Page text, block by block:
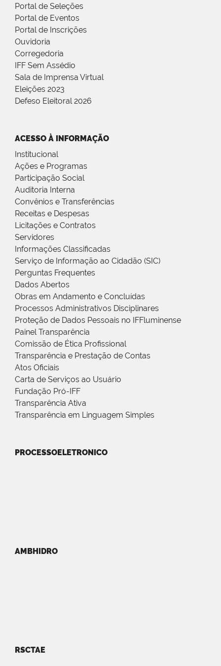
Portal de Seleções
Portal de Eventos
Portal de Inscrições
Ouvidoria
Corregedoria
IFF Sem Assédio
Sala de Imprensa Virtual
Eleições 2023
Defeso Eleitoral 2026
ACESSO À INFORMAÇÃO
Institucional
Ações e Programas
Participação Social
Auditoria Interna
Convênios e Transferências
Receitas e Despesas
Licitações e Contratos
Servidores
Informações Classificadas
Serviço de Informação ao Cidadão (SIC)
Perguntas Frequentes
Dados Abertos
Obras em Andamento e Concluídas
Processos Administrativos Disciplinares
Proteção de Dados Pessoais no IFFluminense
Painel Transparência
Comissão de Ética Profissional
Transparência e Prestação de Contas
Atos Oficiais
Carta de Serviços ao Usuário
Fundação Pró-IFF
Transparência Ativa
Transparência em Linguagem Simples
PROCESSOELETRONICO
AMBHIDRO
RSCTAE